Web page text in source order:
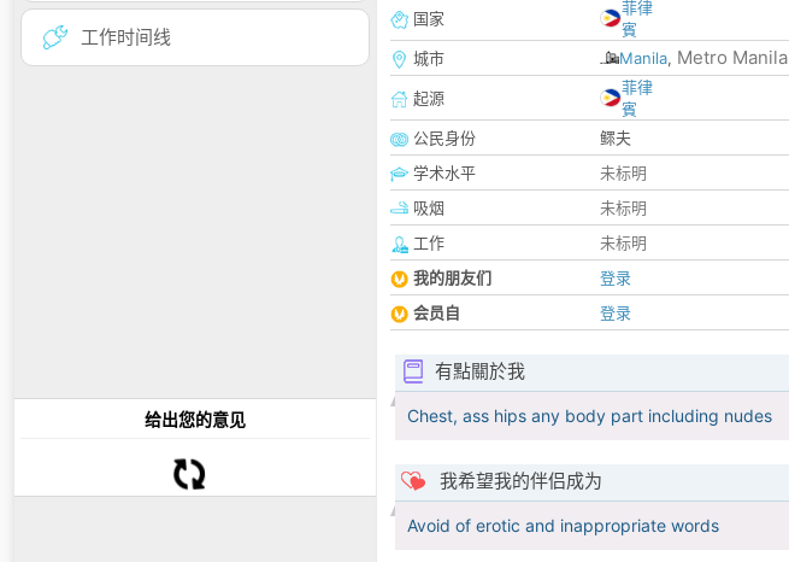
工作时间线
给出您的意见
国家
菲律
賓
城市
Manila, Metro Manila
起源
菲律
賓
公民身份
鳏夫
学术水平
未标明
吸烟
未标明
工作
未标明
我的朋友们
登录
会员自
登录
有點關於我
Chest, ass hips any body part including nudes
我希望我的伴侣成为
Avoid of erotic and inappropriate words